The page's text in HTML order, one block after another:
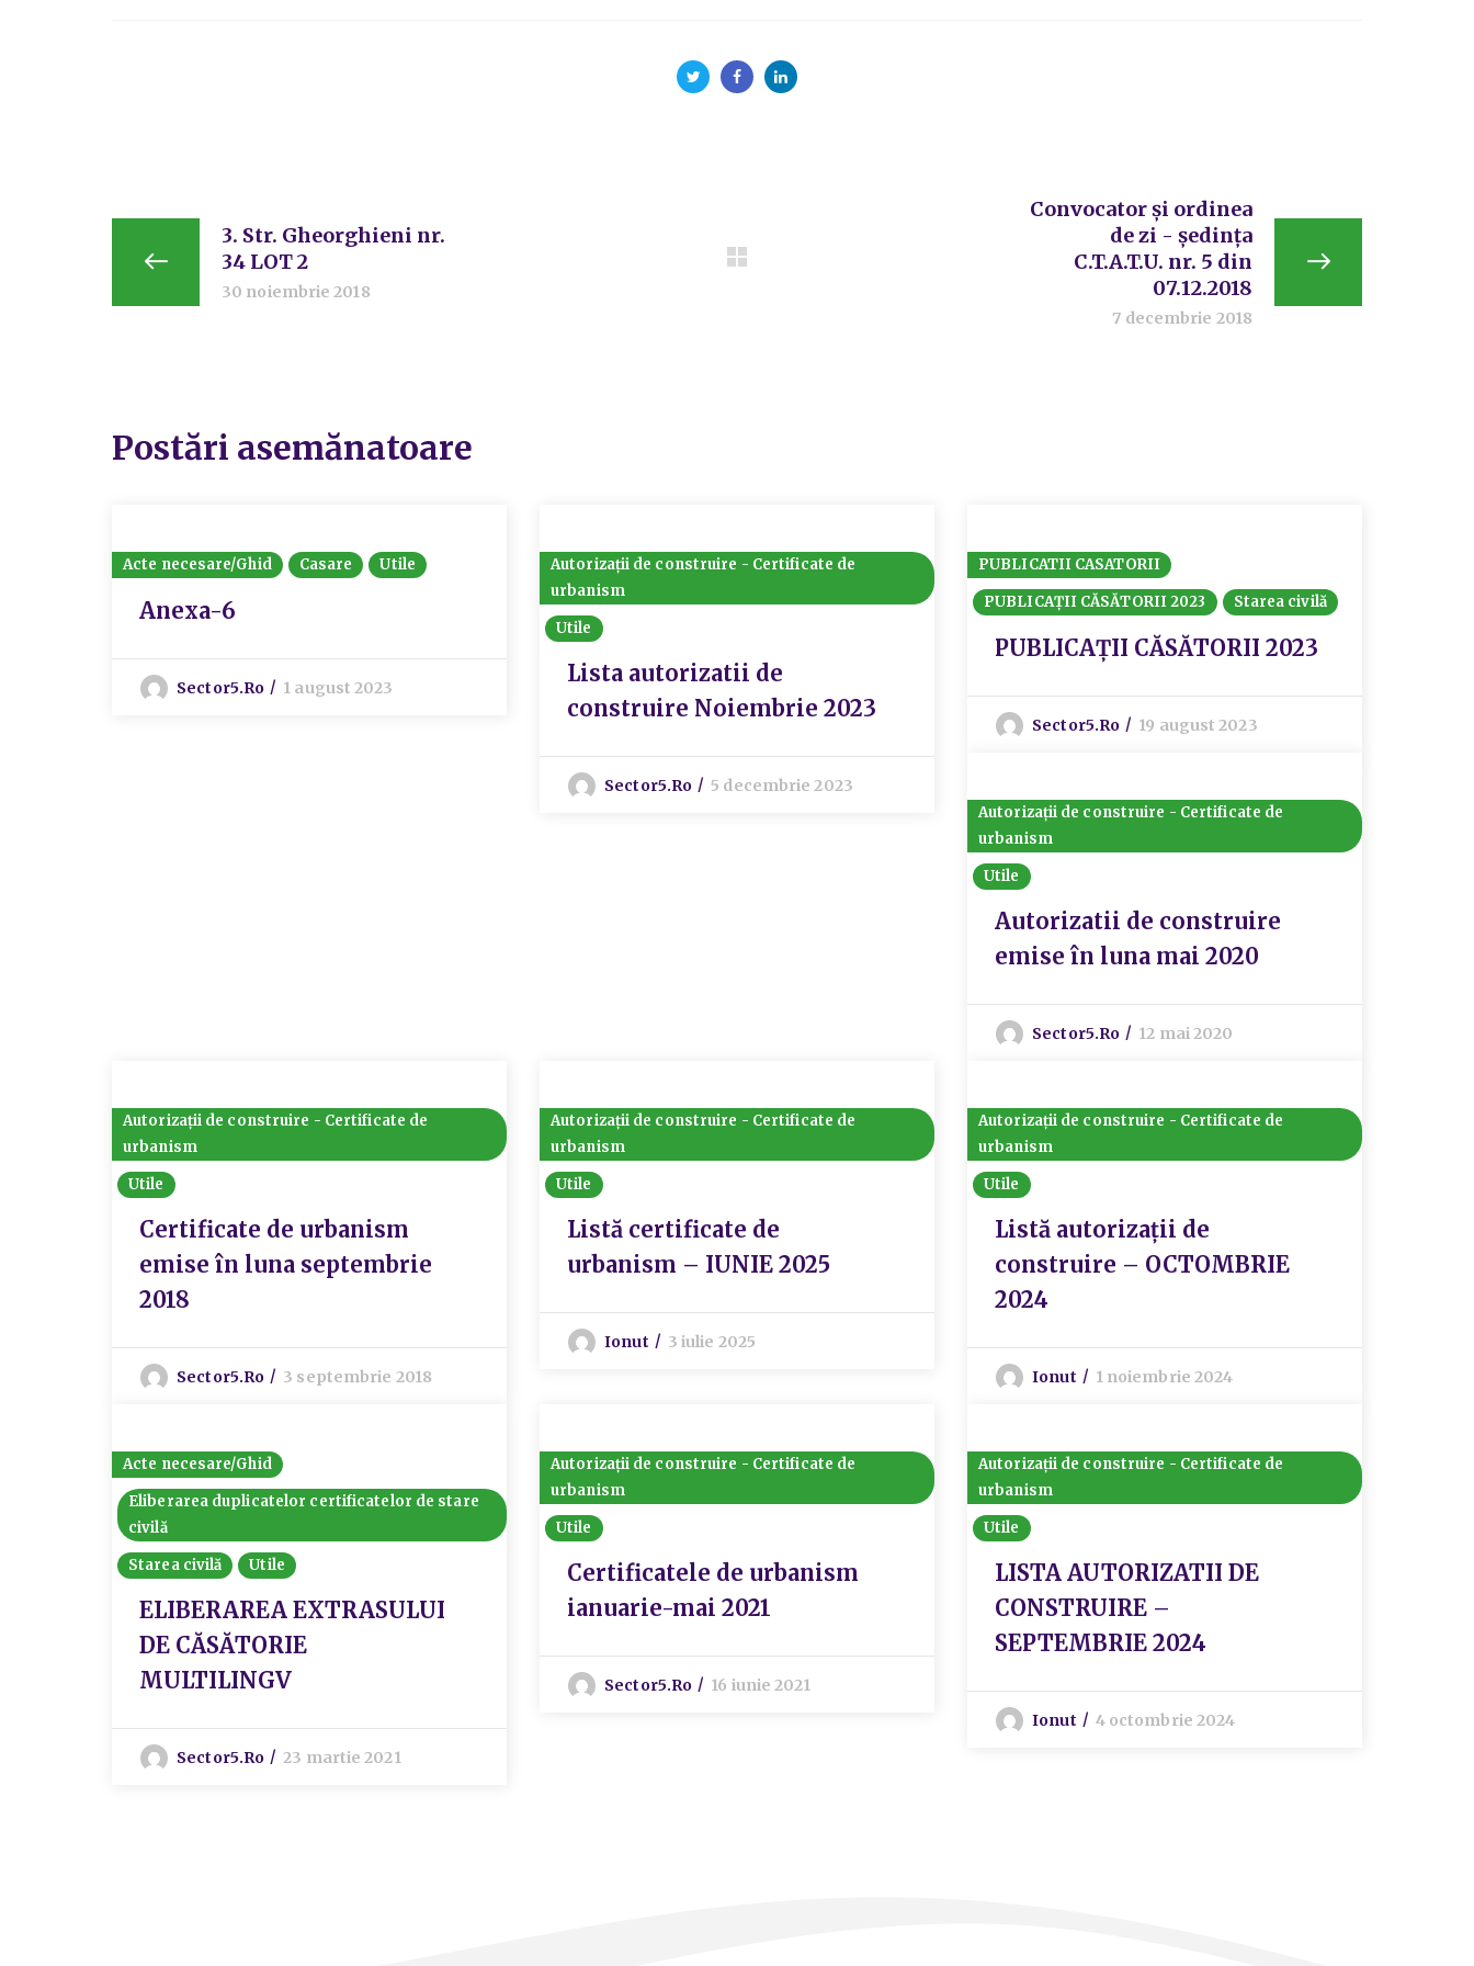
3. Str. Gheorghieni nr.
34 LOT 2
30 noiembrie 2018
Convocator și ordinea
de zi - ședința
C.T.A.T.U. nr. 5 din
07.12.2018
7 decembrie 2018
Postări asemănatoare
Acte necesare/Ghid Casare Utile
Anexa-6
Sector5.ro 1 august 2023
Autorizații de construire - Certificate de
urbanism
Utile
Lista autorizatii de
construire Noiembrie 2023
Sector5.ro 5 decembrie 2023
PUBLICATII CASATORII
PUBLICAȚII CĂSĂTORII 2023
Starea civilă
PUBLICAȚII CĂSĂTORII 2023
Sector5.ro 19 august 2023
Autorizații de construire - Certificate de
urbanism
Utile
Autorizatii de construire
emise în luna mai 2020
Sector5.ro 12 mai 2020
Autorizații de construire - Certificate de
urbanism
Utile
Certificate de urbanism
emise în luna septembrie
2018
Sector5.ro 3 septembrie 2018
Autorizații de construire - Certificate de
urbanism
Utile
Listă certificate de
urbanism – IUNIE 2025
Ionut 3 iulie 2025
Autorizații de construire - Certificate de
urbanism
Utile
Listă autorizații de
construire – OCTOMBRIE
2024
Ionut 1 noiembrie 2024
Acte necesare/Ghid
Eliberarea duplicatelor certificatelor de stare
civilă
Starea civilă
Utile
ELIBERAREA EXTRASULUI
DE CĂSĂTORIE
MULTILINGV
Sector5.ro 23 martie 2021
Autorizații de construire - Certificate de
urbanism
Utile
Certificatele de urbanism
ianuarie-mai 2021
Sector5.ro 16 iunie 2021
Autorizații de construire - Certificate de
urbanism
Utile
LISTA AUTORIZATII DE
CONSTRUIRE –
SEPTEMBRIE 2024
Ionut 4 octombrie 2024